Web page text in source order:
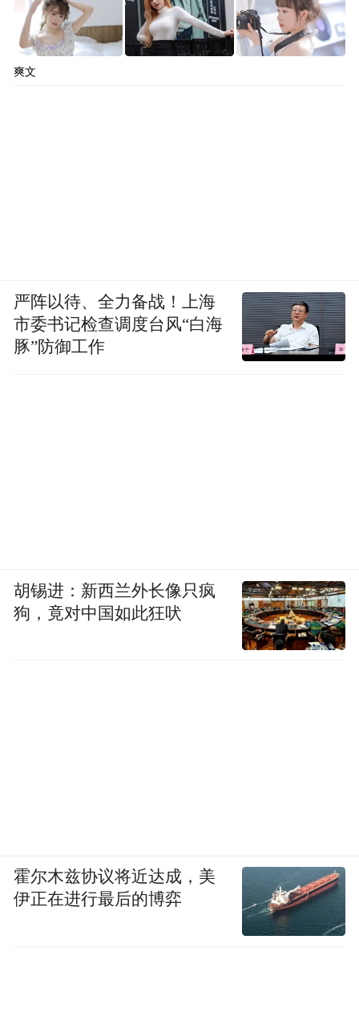
爽文
严阵以待、全力备战！上海
市委书记检查调度台风“白海
豚”防御工作
胡锡进：新西兰外长像只疯
狗，竟对中国如此狂吠
霍尔木兹协议将近达成，美
伊正在进行最后的博弈